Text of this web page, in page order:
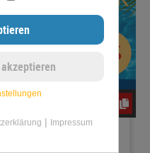
Ortgangblech mit
| Impressum